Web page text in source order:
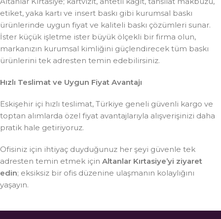
etiket, yaka kartı ve insert baskı gibi kurumsal baskı
ürünlerinde uygun fiyat ve kaliteli baskı çözümleri sunar.
İster küçük işletme ister büyük ölçekli bir firma olun,
markanızın kurumsal kimliğini güçlendirecek tüm baskı
ürünlerini tek adresten temin edebilirsiniz.
Hızlı Teslimat ve Uygun Fiyat Avantajı
Eskişehir içi hızlı teslimat, Türkiye geneli güvenli kargo ve
toptan alımlarda özel fiyat avantajlarıyla alışverişinizi daha
pratik hale getiriyoruz.
Ofisiniz için ihtiyaç duyduğunuz her şeyi güvenle tek
adresten temin etmek için Altanlar Kırtasiye’yi ziyaret
edin; eksiksiz bir ofis düzenine ulaşmanın kolaylığını
yaşayın.